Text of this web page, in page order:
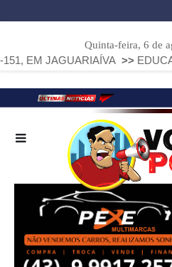
Quinta-feira, 6 de
>> EDUCAÇÃO